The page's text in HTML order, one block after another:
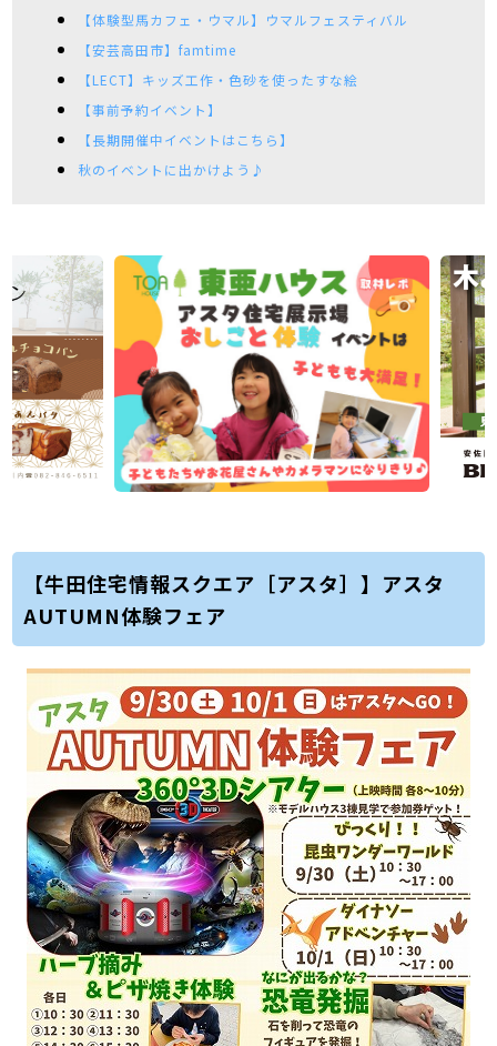
【体験型馬カフェ・ウマル】ウマルフェスティバル
【安芸高田市】famtime
【LECT】キッズ工作・色砂を使ったすな絵
【事前予約イベント】
【長期開催中イベントはこちら】
秋のイベントに出かけよう♪
【牛田住宅情報スクエア［アスタ］】アスタ
AUTUMN体験フェア